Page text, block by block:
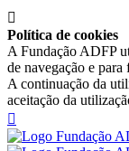

Política de cookies
A Fundação ADFP
de navegação e para
A continuação da
aceitação da
